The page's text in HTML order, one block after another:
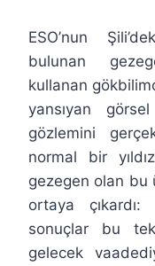
ESO’nun
bulunan
kullanan
yansıyan
gözlemini
normal bir
gezegen olan bu
ortaya
sonuçlar bu
gelecek